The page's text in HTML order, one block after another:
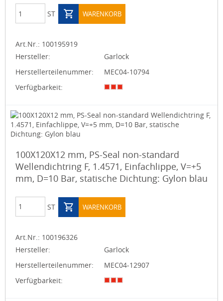
ST WARENKORB
Art.Nr.: 100195919
Hersteller:
Garlock
Herstellerteilenummer:
MEC04-10794
Verfügbarkeit:
100X120X12 mm, PS-Seal non-standard
Wellendichtring F, 1.4571, Einfachlippe, V=+5
mm, D=10 Bar, statische Dichtung: Gylon blau
ST WARENKORB
Art.Nr.: 100196326
Hersteller:
Garlock
Herstellerteilenummer:
MEC04-12907
Verfügbarkeit: